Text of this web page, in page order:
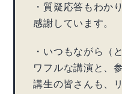
・質疑応答もわか
感謝しています。
・いつもながら（
ワフルな講演と
講生の皆さんも、